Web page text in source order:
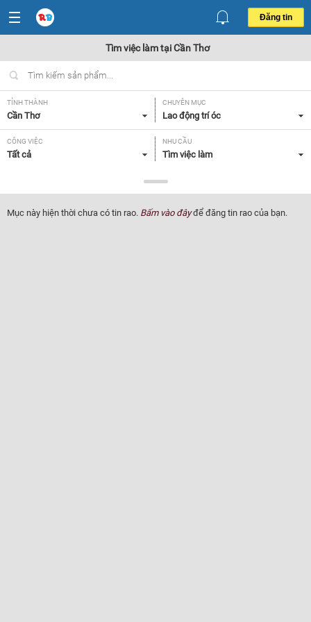
Đăng tin
Tìm việc làm tại Cần Thơ
TỈNH THÀNH
Cần Thơ
CHUYÊN MỤC
Lao động trí óc
CÔNG VIỆC
Tất cả
NHU CẦU
Tìm việc làm
Tất cả
Mục này hiện thời chưa có tin rao. Bấm vào đâyđể đăng tin rao của bạn.